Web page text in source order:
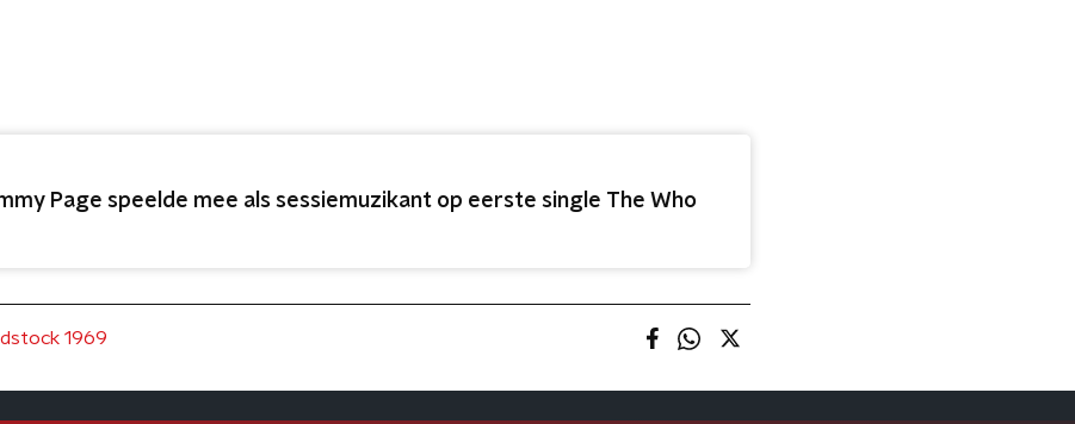
Page speelde mee als sessiemuzikant op eerste single The Who
1969